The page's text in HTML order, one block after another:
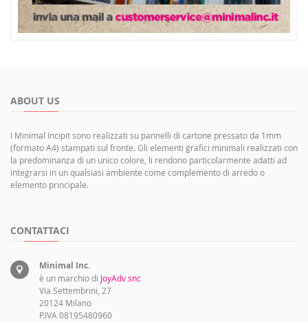
ABOUT US
I Minimal Incipit sono realizzati su pannelli di cartone pressato da 1mm
(formato A4) stampati sul fronte. Gli elementi grafici minimali realizzati con
la predominanza di un unico colore, li rendono particolarmente adatti ad
integrarsi in un qualsiasi ambiente come complemento di arredo o
elemento principale.
CONTATTACI
Minimal Inc.
è un marchio di JoyAdv snc
Via Settembrini, 27
20124 Milano
P.IVA 08195480960